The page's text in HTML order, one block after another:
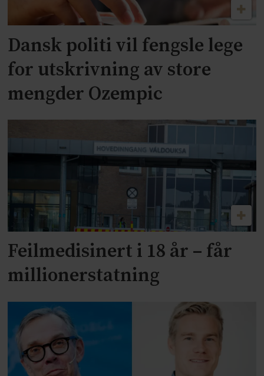
Dansk politi vil fengsle lege
for utskrivning av store
mengder Ozempic
Feilmedisinert i 18 år – får
millionerstatning